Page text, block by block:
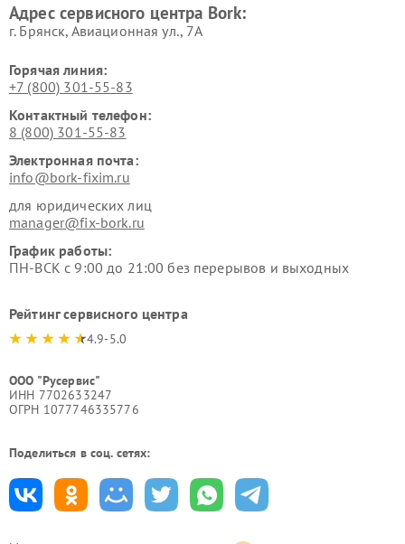
Bork
Bork
Адрес сервисного центра Bork:
г. Брянск, Авиационная ул., 7А
Горячая линия:
+7 (800) 301-55-83
Контактный телефон:
8 (800) 301-55-83
Электронная почта:
info@bork-fixim.ru
для юридических лиц
manager@fix-bork.ru
График работы:
ПН-ВСК с 9:00 до 21:00 без перерывов и выходных
Рейтинг сервисного центра
4.9-5.0
ООО "Русервис"
ИНН 7702633247
ОГРН 1077746335776
Поделиться в соц. сетях: